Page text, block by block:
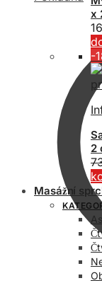
x
-
2
Masážní